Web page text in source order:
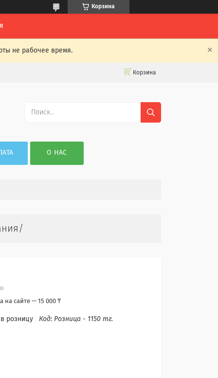
Корзина
не рабочее время.
Корзина
О НАС
на сайте — 15 000 ₸
розницу Код: Розница - 1150 тг.